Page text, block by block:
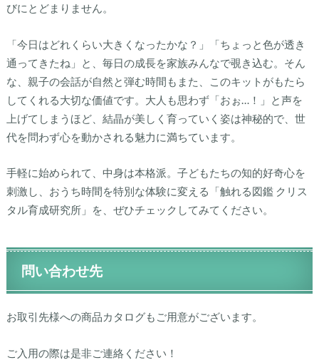
びにとどまりません。
「今日はどれくらい大きくなったかな？」「ちょっと色が透き
通ってきたね」と、毎日の成長を家族みんなで覗き込む。そん
な、親子の会話が自然と弾む時間もまた、このキットがもたら
してくれる大切な価値です。大人も思わず「おぉ…！」と声を
上げてしまうほど、結晶が美しく育っていく姿は神秘的で、世
代を問わず心を動かされる魅力に満ちています。
手軽に始められて、中身は本格派。子どもたちの知的好奇心を
刺激し、おうち時間を特別な体験に変える「触れる図鑑 クリス
タル育成研究所」を、ぜひチェックしてみてください。
問い合わせ先
お取引先様への商品カタログもご用意がございます。
ご入用の際は是非ご連絡ください！